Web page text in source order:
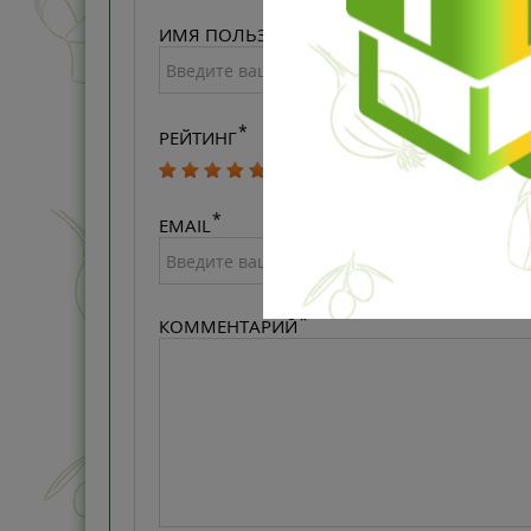
ИМЯ ПОЛЬЗОВАТЕЛЯ
РЕЙТИНГ
EMAIL
КОММЕНТАРИЙ